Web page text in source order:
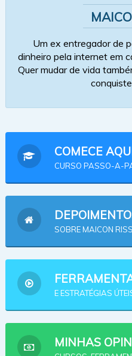
Um ex entregador de
dinheiro pela internet em
Quer mudar de vida
COMECE
CURSO PASSO-A-
SOBRE MAICON
E ESTRATÉGIAS
MINHAS